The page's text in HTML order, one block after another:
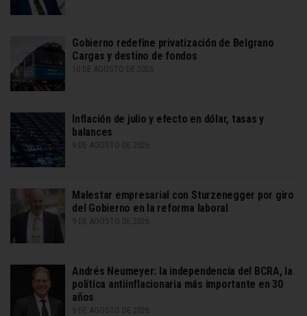
Gobierno redefine privatización de Belgrano
Cargas y destino de fondos
10 DE AGOSTO DE 2026
Inflación de julio y efecto en dólar, tasas y
balances
9 DE AGOSTO DE 2026
Malestar empresarial con Sturzenegger por giro
del Gobierno en la reforma laboral
9 DE AGOSTO DE 2026
Andrés Neumeyer: la independencia del BCRA, la
política antiinflacionaria más importante en 30
años
9 DE AGOSTO DE 2026